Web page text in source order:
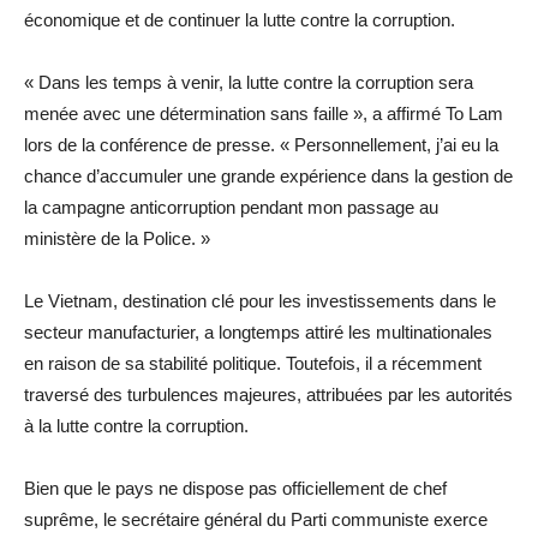
économique et de continuer la lutte contre la corruption.
« Dans les temps à venir, la lutte contre la corruption sera
menée avec une détermination sans faille », a affirmé To Lam
lors de la conférence de presse. « Personnellement, j’ai eu la
chance d’accumuler une grande expérience dans la gestion de
la campagne anticorruption pendant mon passage au
ministère de la Police. »
Le Vietnam, destination clé pour les investissements dans le
secteur manufacturier, a longtemps attiré les multinationales
en raison de sa stabilité politique. Toutefois, il a récemment
traversé des turbulences majeures, attribuées par les autorités
à la lutte contre la corruption.
Bien que le pays ne dispose pas officiellement de chef
suprême, le secrétaire général du Parti communiste exerce